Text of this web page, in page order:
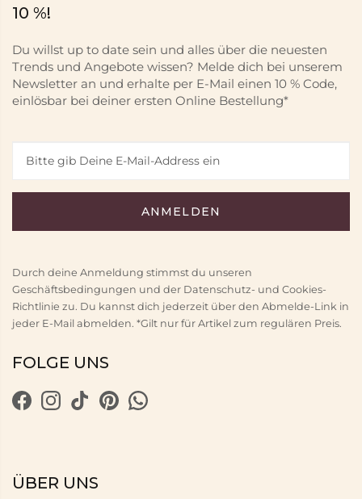
10 %!
Du willst up to date sein und alles über die neuesten
Trends und Angebote wissen? Melde dich bei unserem
Newsletter an und erhalte per E-Mail einen 10 % Code,
einlösbar bei deiner ersten Online Bestellung*
Durch deine Anmeldung stimmst du unseren
Geschäftsbedingungen und der Datenschutz- und Cookies-
Richtlinie zu. Du kannst dich jederzeit über den Abmelde-Link in
jeder E-Mail abmelden. *Gilt nur für Artikel zum regulären Preis.
FOLGE UNS
ÜBER UNS